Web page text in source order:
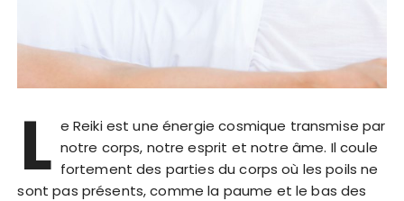
L e Reiki est une énergie cosmique transmise par
notre corps, notre esprit et notre âme. Il coule
fortement des parties du corps où les poils ne
sont pas présents, comme la paume et le bas des